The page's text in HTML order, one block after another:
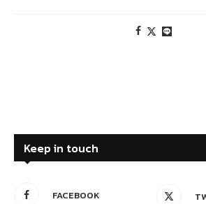
Keep in touch
FACEBOOK